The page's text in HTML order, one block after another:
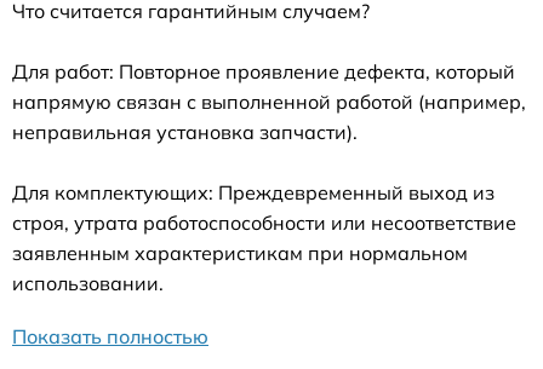
Что считается гарантийным случаем?
Для работ: Повторное проявление дефекта, который
напрямую связан с выполненной работой (например,
неправильная установка запчасти).
Для комплектующих: Преждевременный выход из
строя, утрата работоспособности или несоответствие
заявленным характеристикам при нормальном
использовании.
Показать полностью